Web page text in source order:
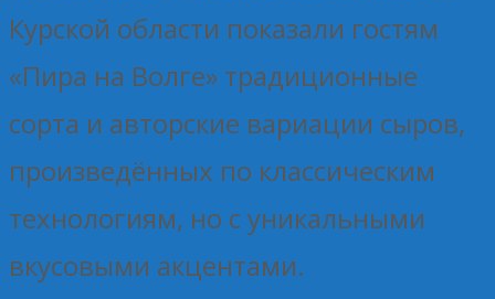
Курской области показали гостям
«Пира на Волге» традиционные
сорта и авторские вариации сыров,
произведённых по классическим
технологиям, но с уникальными
вкусовыми акцентами.